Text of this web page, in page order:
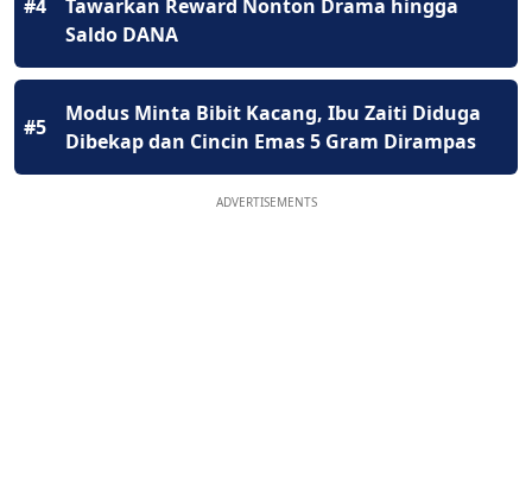
#4
Tawarkan Reward Nonton Drama hingga
Saldo DANA
#5
Modus Minta Bibit Kacang, Ibu Zaiti Diduga
Dibekap dan Cincin Emas 5 Gram Dirampas
ADVERTISEMENTS